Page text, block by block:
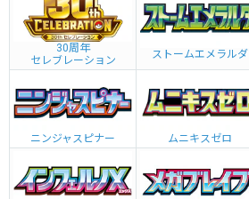
30周年
セレブレーション
ストームエメラルダ
ニンジャスピナー ムニキスゼロ